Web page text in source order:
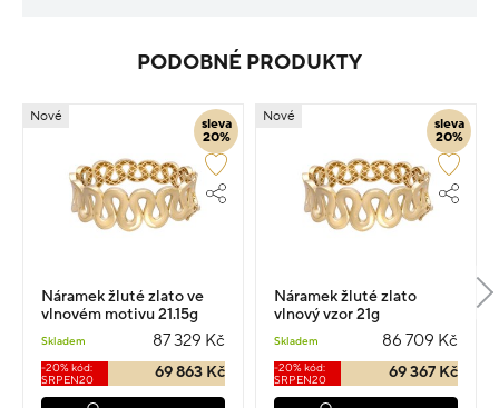
PODOBNÉ PRODUKTY
sleva
20%
Nové
Náramek žluté zlato ve
vlnovém motivu 21.15g
Skladem 87 329 Kč
-20% kód:
SRPEN20
69 863 Kč
sleva
20%
Nové
Náramek žluté zlato
vlnový vzor 21g
Skladem 86 709 Kč
-20% kód:
SRPEN20
69 367 Kč